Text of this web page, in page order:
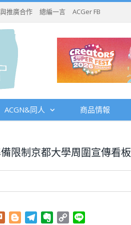
推廣合作 總編一言 ACGer FB
ACGN&同人 商品情報
限制京都大學周圍宣傳看板
Plurk BloggerTelegramEvernote
Copy